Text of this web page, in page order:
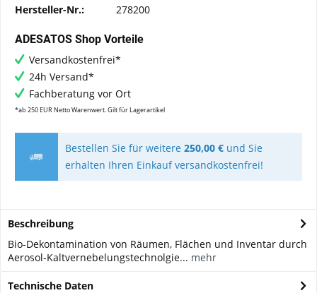
Hersteller-Nr.:
278200
ADESATOS Shop Vorteile
Versandkostenfrei*
24h Versand*
Fachberatung vor Ort
*ab 250 EUR Netto Warenwert. Gilt für Lagerartikel
Bestellen Sie für weitere 250,00 €und Sie
erhalten Ihren Einkauf versandkostenfrei!
Beschreibung
Bio-Dekontamination von Räumen, Flächen und Inventar durch
Aerosol-Kaltvernebelungstechnolgie... mehr
Technische Daten